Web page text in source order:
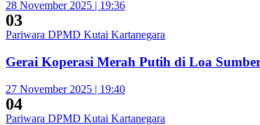
28 November 2025 | 19:36
03
Pariwara DPMD Kutai Kartanegara
Gerai Koperasi Merah Putih di Loa
27 November 2025 | 19:40
04
Pariwara DPMD Kutai Kartanegara